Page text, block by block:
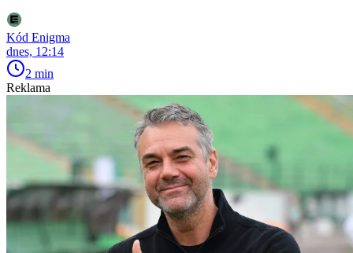
Kód Enigma
dnes, 12:14
2 min
Reklama